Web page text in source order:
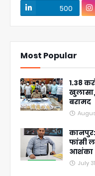
500
Most Popular
1.38
खुलासा,
बरामद
फांसी
आशंका
July